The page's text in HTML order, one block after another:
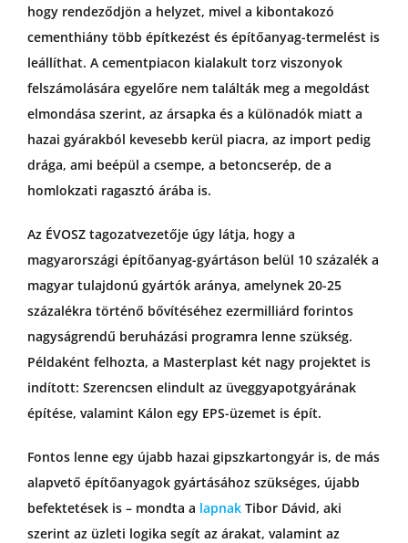
hogy rendeződjön a helyzet, mivel a kibontakozó
cementhiány több építkezést és építőanyag-termelést is
leállíthat. A cementpiacon kialakult torz viszonyok
felszámolására egyelőre nem találták meg a megoldást
elmondása szerint, az ársapka és a különadók miatt a
hazai gyárakból kevesebb kerül piacra, az import pedig
drága, ami beépül a csempe, a betoncserép, de a
homlokzati ragasztó árába is.
Az ÉVOSZ tagozatvezetője úgy látja, hogy a
magyarországi építőanyag-gyártáson belül 10 százalék a
magyar tulajdonú gyártók aránya, amelynek 20-25
százalékra történő bővítéséhez ezermilliárd forintos
nagyságrendű beruházási programra lenne szükség.
Példaként felhozta, a Masterplast két nagy projektet is
indított: Szerencsen elindult az üveggyapotgyárának
építése, valamint Kálon egy EPS-üzemet is épít.
Fontos lenne egy újabb hazai gipszkartongyár is, de más
alapvető építőanyagok gyártásához szükséges, újabb
befektetések is – mondta a lapnakTibor Dávid, aki
szerint az üzleti logika segít az árakat, valamint az